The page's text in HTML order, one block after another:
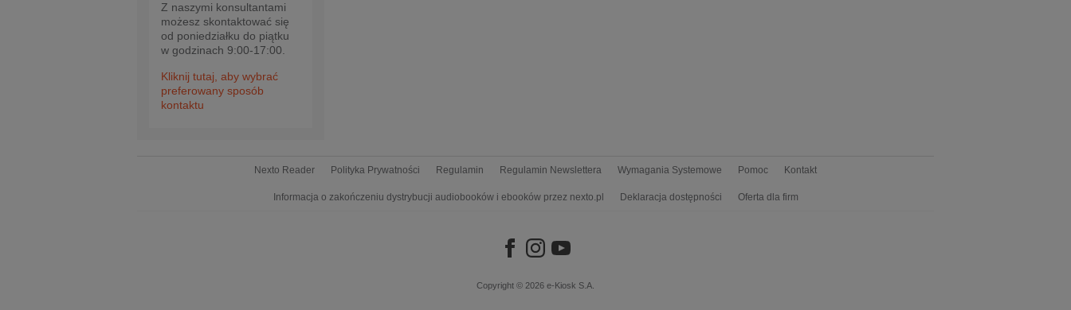
Z naszymi konsultantami
możesz skontaktować się
od poniedziałku do piątku
w godzinach 9:00-17:00.
Kliknij tutaj, aby wybrać
preferowany sposób
kontaktu
Nexto Reader Polityka Prywatności Regulamin Regulamin Newslettera Wymagania Systemowe Pomoc Kontakt
Informacja o zakończeniu dystrybucji audiobooków i ebooków przez nexto.pl Deklaracja dostępności Oferta dla firm
Copyright © 2026 e-Kiosk S.A.